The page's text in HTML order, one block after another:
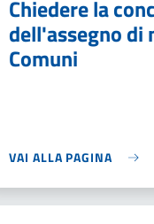
Chiedere la
dell'assegno di
Comuni
VAI ALLA PAGINA